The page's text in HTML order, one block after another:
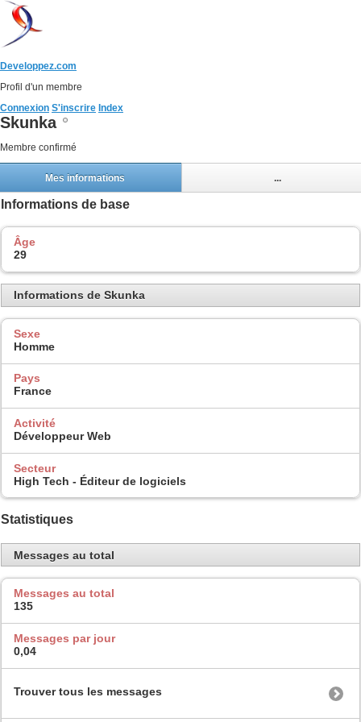
Developpez.com
Profil d'un membre
Connexion S'inscrire Index
Skunka
Membre confirmé
Mes informations ...
Informations de base
Âge
29
Informations de Skunka
Sexe
Homme
Pays
France
Activité
Développeur Web
Secteur
High Tech - Éditeur de logiciels
Statistiques
Messages au total
Messages au total
135
Messages par jour
0,04
Trouver tous les messages